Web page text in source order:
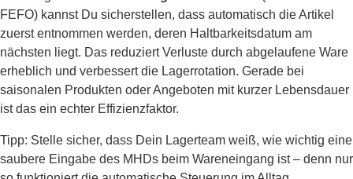
FEFO) kannst Du sicherstellen, dass automatisch die Artikel
zuerst entnommen werden, deren Haltbarkeitsdatum am
nächsten liegt. Das reduziert Verluste durch abgelaufene Ware
erheblich und verbessert die Lagerrotation. Gerade bei
saisonalen Produkten oder Angeboten mit kurzer Lebensdauer
ist das ein echter Effizienzfaktor.
Tipp: Stelle sicher, dass Dein Lagerteam weiß, wie wichtig eine
saubere Eingabe des MHDs beim Wareneingang ist – denn nur